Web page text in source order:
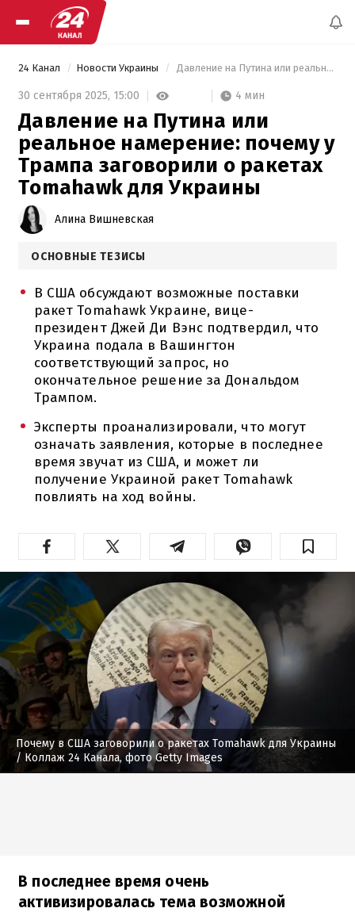
24 Канал Новости Украины Давление на Путина или реальное намерение: почему у Трампа заговорили о ракетах Tomahawk для Украины
30 сентября 2025, 15:00 4 мин
Давление на Путина или
реальное намерение: почему у
Трампа заговорили о ракетах
Tomahawk для Украины
Алина Вишневская
ОСНОВНЫЕ ТЕЗИСЫ
В США обсуждают возможные поставки
ракет Tomahawk Украине, вице-
президент Джей Ди Вэнс подтвердил, что
Украина подала в Вашингтон
соответствующий запрос, но
окончательное решение за Дональдом
Трампом.
Эксперты проанализировали, что могут
означать заявления, которые в последнее
время звучат из США, и может ли
получение Украиной ракет Tomahawk
повлиять на ход войны.
Почему в США заговорили о ракетах Tomahawk для Украины
/ Коллаж 24 Канала, фото Getty Images
В последнее время очень
активизировалась тема возможной